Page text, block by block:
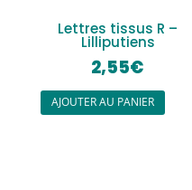
Lettres tissus R –
Lilliputiens
2,55€
AJOUTER AU PANIER